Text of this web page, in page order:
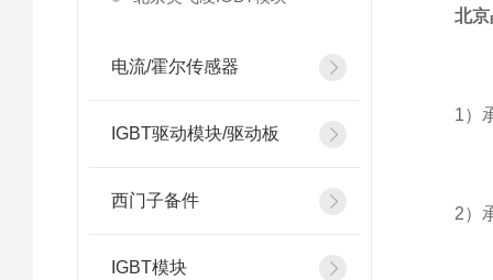
电流/霍尔传感器
IGBT驱动模块/驱动板
西门子备件
IGBT模块
北
1）承
2）承